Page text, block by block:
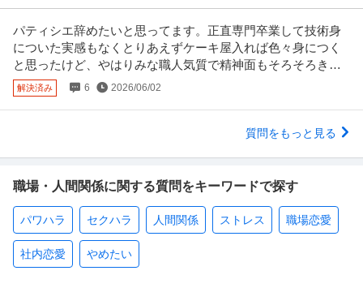
パティシエ辞めたいと思ってます。正直専門卒業して技術身
についた実感もなくとりあえずケーキ屋入れば色々身につく
と思ったけど、やはりみな職人気質で精神面もそろそろきつ
くなっています。
解決済み 6 2026/06/02
質問をもっと見る
職場・人間関係に関する質問をキーワードで探す
パワハラ セクハラ 人間関係 ストレス 職場恋愛
社内恋愛 やめたい